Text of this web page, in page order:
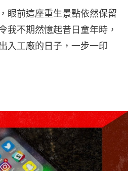
眼前這座重生景點依然保留
我不期然憶起昔日童年時，
入工廠的日子，一步一印